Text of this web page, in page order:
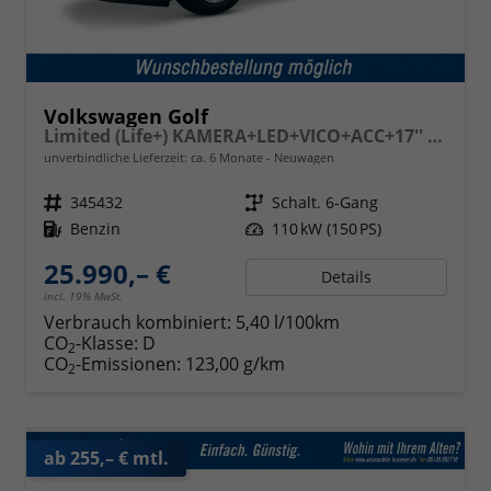
Volkswagen Golf
Limited (Life+) KAMERA+LED+VICO+ACC+17'' ALU
unverbindliche Lieferzeit: ca. 6 Monate Neuwagen
Fahrzeugnr. 345432 Getriebe Schalt. 6-Gang
Kraftstoff Benzin Leistung 110 kW (150 PS)
25.990,– €
incl. 19% MwSt.
Details
Verbrauch kombiniert: 5,40 l/100km
CO2-Klasse: D
CO2-Emissionen: 123,00 g/km
ab 255,– € mtl.